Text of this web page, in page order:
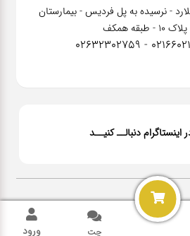
- نرسیده به پل فردیس - بیمارستان
طبقه همکف
02166021944 -
اینستاگرام دنبالــ کنیــد
2026 @ All rights reserved
چت ورود